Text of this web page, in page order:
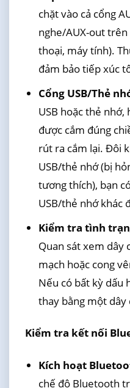
chặt vào cả cổng
nghe/AUX-out
thoại, máy tính).
đảm bảo tiếp xúc
Cổng USB/Thẻ
USB hoặc thẻ nhớ,
được cắm đúng
rút ra cắm lại. Đôi
USB/thẻ nhớ (bị
tương thích), bạn
USB/thẻ nhớ khác
Kiểm tra tình
Quan sát xem dây
mạch hoặc cong
Nếu có bất kỳ dấu
thay bằng một dây
Kiểm tra kết nối
Kích hoạt
chế độ Bluetooth